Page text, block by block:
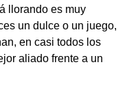
llorando es muy
un dulce o un juego,
en casi todos los
aliado frente a un